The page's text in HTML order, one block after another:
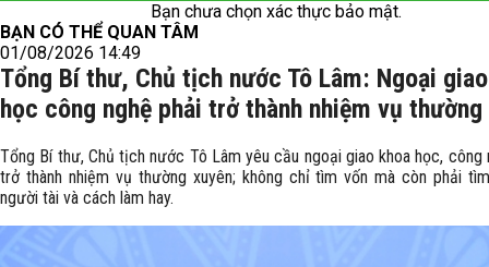
Bạn chưa chọn xác thực bảo mật.
BẠN CÓ THỂ QUAN TÂM
01/08/2026 14:49
Tổng Bí thư, Chủ tịch nước Tô Lâm: Ngoại
học công nghệ phải trở thành nhiệm vụ thường
Tổng Bí thư, Chủ tịch nước Tô Lâm yêu cầu ngoại giao khoa học, công
trở thành nhiệm vụ thường xuyên; không chỉ tìm vốn mà còn phải
người tài và cách làm hay.